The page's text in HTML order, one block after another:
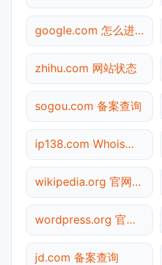
google.com 怎么进入
zhihu.com 网站状态
sogou.com 备案查询
ip138.com Whois查询
wikipedia.org 官网入口
wordpress.org 官网入口
jd.com 备案查询